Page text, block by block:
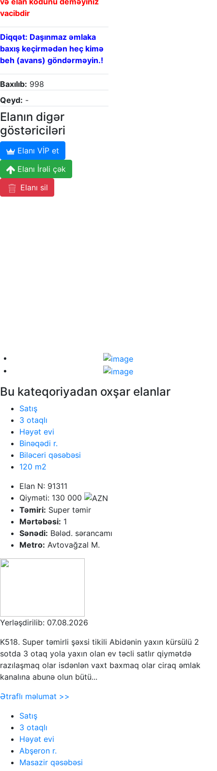
vacibdir
Diqqət: Daşınmaz əmlaka
baxış keçirmədən heç kimə
beh (avans) göndərməyin.!
Baxılıb: 998
Qeyd: -
Elanın digər
göstəriciləri
Elanı VİP et
Elanı İrəli çək
Elanı sil
Bu kateqoriyadan oxşar elanlar
Satış
3 otaqlı
Həyət evi
Binəqədi r.
Biləceri qəsəbəsi
120 m2
Elan N: 91311
Qiyməti: 130 000
Təmiri: Super təmir
Mərtəbəsi: 1
Sənədi: Bələd. sərancamı
Metro: Avtovağzal M.
Yerləşdirilib: 07.08.2026
K518. Super təmirli şəxsi tikili Abidənin yaxın kürsülü 2
sotda 3 otaq yola yaxın olan ev təcli satlır qiymətdə
razılaşmaq olar isdənlən vaxt baxmaq olar ciraq əmlak
kanalına abunə olun bütü...
Ətraflı məlumat >>
Satış
3 otaqlı
Həyət evi
Abşeron r.
Masazir qəsəbəsi